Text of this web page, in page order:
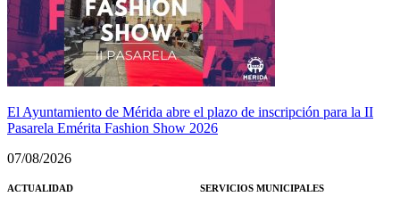
El Ayuntamiento de Mérida abre el plazo de inscripción para la II
Pasarela Emérita Fashion Show 2026
07/08/2026
ACTUALIDAD SERVICIOS MUNICIPALES